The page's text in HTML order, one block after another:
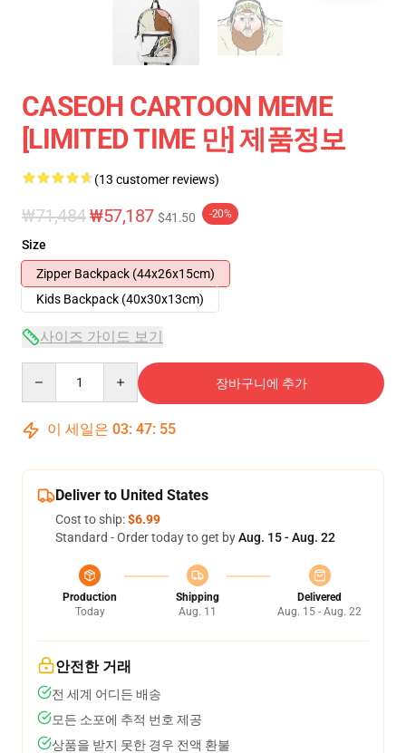
CASEOH CARTOON MEME
[LIMITED TIME 만] 제품정보
(13 customer reviews)
₩71,484₩57,187 $41.50 -20%
Size
Zipper Backpack (44x26x15cm)
Kids Backpack (40x30x13cm)
사이즈 가이드 보기
장바구니에 추가
이 세일은 03: 47: 54
Deliver to United States
Cost to ship:$6.99
Standard - Order today to get byAug. 15 - Aug. 22
Production
Today
Shipping
Aug. 11
Delivered
Aug. 15 - Aug. 22
안전한 거래
전 세계 어디든 배송
모든 소포에 추적 번호 제공
상품을 받지 못한 경우 전액 환불